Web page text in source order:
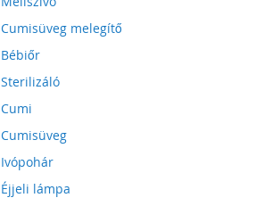
Cumisüveg melegítő
Bébiőr
Sterilizáló
Cumi
Cumisüveg
Ivópohár
Éjjeli lámpa